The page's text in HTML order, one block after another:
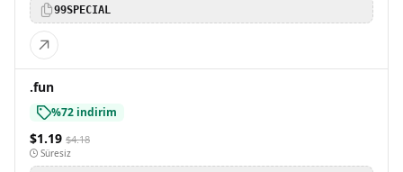
99SPECIAL
.fun
%72 indirim
$1.19 $4.18
Süresiz